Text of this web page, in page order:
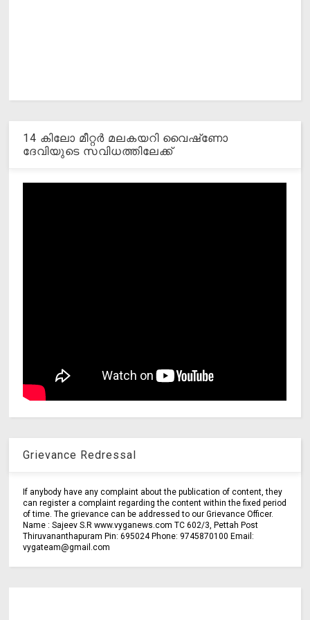
14 കിലോ മീറ്റര്‍ മലകയറി വൈഷ്‌ണോ
ദേവിയുടെ സവിധത്തിലേക്ക്
Grievance Redressal
If anybody have any complaint about the publication of content, they
can register a complaint regarding the content within the fixed period
of time. The grievance can be addressed to our Grievance Officer.
Name : Sajeev S.R www.vyganews.com TC 602/3, Pettah Post
Thiruvananthapuram Pin: 695024 Phone: 9745870100 Email:
vygateam@gmail.com